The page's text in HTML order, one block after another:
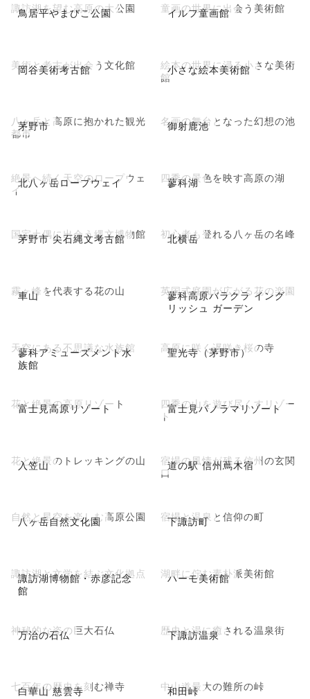
鳥居平やまびこ公園
諏訪湖を望む高原の大公園 イルフ童画館
童画の世界に出会う美術館
岡谷美術考古館
美術と考古が出会う文化館 小さな絵本美術館
絵本の世界に浸る小さな美術
館
茅野市
八ヶ岳と高原に抱かれた観光
都市
御射鹿池
名画の舞台となった幻想の池
北八ヶ岳ロープウェイ
絶景へ続く天空のロープウェ
イ
蓼科湖
四季の景色を映す高原の湖
茅野市 尖石縄文考古館
国宝土偶に出会う縄文博物館 北横岳
初心者も登れる八ヶ岳の名峰
車山
霧ヶ峰を代表する花の山
蓼科高原バラクラ イング
リッシュ ガーデン
英国式庭園が広がる花の楽園
蓼科アミューズメント水
族館
天空にある不思議な水族館 聖光寺（茅野市）
高原に咲く遅咲き桜の寺
富士見高原リゾート
花と絶景の高原リゾート 富士見パノラマリゾート
四季の山を遊び尽くすリゾー
ト
入笠山
花と絶景のトレッキングの山 道の駅 信州蔦木宿
宿場の風情が残る信州の玄関
口
八ヶ岳自然文化園
自然と星空を楽しむ高原公園 下諏訪町
宿場と温泉と信仰の町
諏訪湖博物館・赤彦記念
館
諏訪湖と文学を結ぶ文化拠点 ハーモ美術館
湖畔に佇む素朴派美術館
万治の石仏
神秘的な姿の巨大石仏 下諏訪温泉
歴史と湯に癒される温泉街
白華山 慈雲寺
七百年の歴史を刻む禅寺 和田峠
中山道最大の難所の峠